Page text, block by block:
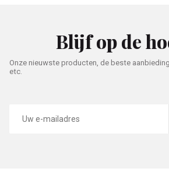
Blijf op de
Onze nieuwste producten, de beste
etc.
mailadres